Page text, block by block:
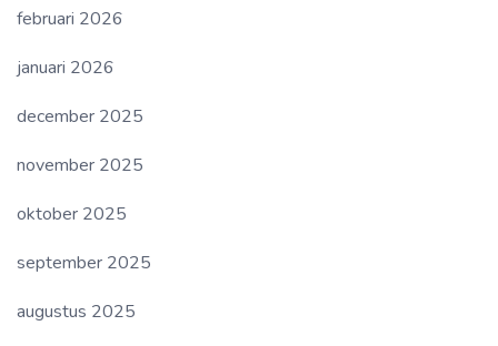
februari 2026
januari 2026
december 2025
november 2025
oktober 2025
september 2025
augustus 2025